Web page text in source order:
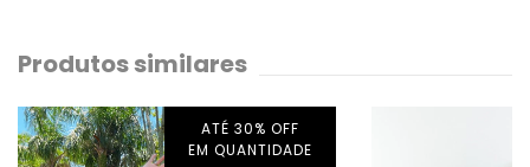
Produtos similares
ATÉ 30% OFF
EM QUANTIDADE